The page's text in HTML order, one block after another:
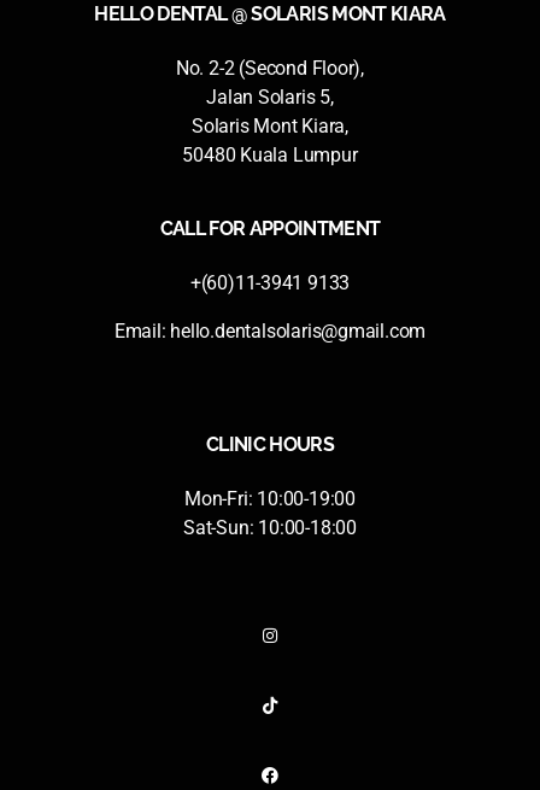
HELLO DENTAL @ SOLARIS MONT KIARA
No. 2-2 (Second Floor),
Jalan Solaris 5,
Solaris Mont Kiara,
50480 Kuala Lumpur
CALL FOR APPOINTMENT
+(60)11-3941 9133
Email: hello.dentalsolaris@gmail.com
CLINIC HOURS
Mon-Fri: 10:00-19:00
Sat-Sun: 10:00-18:00